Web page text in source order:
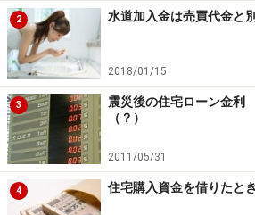
2 水道加入金は売買代金と
2018/01/15
3
震災後の住宅ローン金利
（？）
2011/05/31
4 住宅購入資金を借りたと